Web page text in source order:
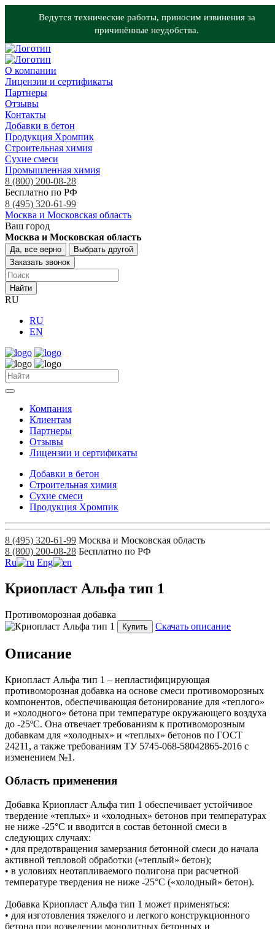
Ведутся технические работы, приносим извинения за
причинённые неудобства.
О компании
Лицензии и сертификаты
Партнеры
Отзывы
Контакты
Добавки в бетон
Продукция Хромпик
Строительная химия
Сухие смеси
Промышленная химия
8 (800) 200-08-28
Бесплатно по РФ
8 (495) 320-61-99
Москва и Московская область
Ваш город
Москва и Московская область
Да, все верно
Выбрать другой
Заказать звонок
Найти
RU
RU
EN
Компания
Клиентам
Партнеры
Отзывы
Лицензии и сертификаты
Добавки в бетон
Строительная химия
Сухие смеси
Продукция Хромпик
8 (495) 320-61-99 Москва и Московская область
8 (800) 200-08-28 Бесплатно по РФ
Ru
Eng
Криопласт Альфа тип 1
Противоморозная добавка
Купить Скачать описание
Описание
Криопласт Альфа тип 1 – непластифицирующая
противоморозная добавка на основе смеси противоморозных
компонентов, обеспечивающая бетонирование для «теплого»
и «холодного» бетона при температуре окружающего воздуха
до -25ºС. Она отвечает требованиям к противоморозным
добавкам для «холодных» и «теплых» бетонов по ГОСТ
24211, а также требованиям ТУ 5745-068-58042865-2016 с
изменением №1.
Область применения
Добавка Криопласт Альфа тип 1 обеспечивает устойчивое
твердение «теплых» и «холодных» бетонов при температурах
не ниже -25°С и вводится в состав бетонной смеси в
следующих случаях:
• для предотвращения замерзания бетонной смеси до начала
активной тепловой обработки («теплый» бетон);
• в условиях неотапливаемого полигона при расчетной
температуре твердения не ниже -25°С («холодный» бетон).
Добавка Криопласт Альфа тип 1 может применяться:
• для изготовления тяжелого и легкого конструкционного
бетона при возведении монолитных бетонных и